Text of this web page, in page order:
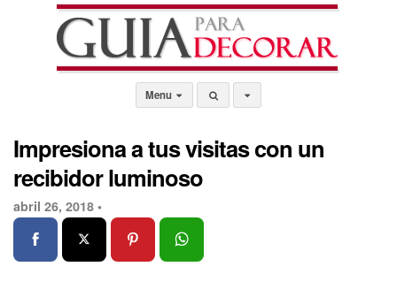
Menu
Impresiona a tus visitas con un
recibidor luminoso
abril 26, 2018 •